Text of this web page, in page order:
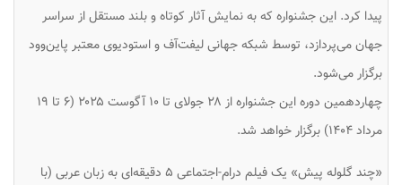
پیدا کرد. این جشنواره که به نمایش آثار کوتاه و بلند مستقل از سراسر
جهان می‌پردازد، توسط شبکه جهانی لیفت‌آف و استودیوی معتبر پاین‌وود
برگزار می‌شود.
چهاردهمین دوره این جشنواره از ۲۸ جولای تا ۱۰ آگوست ۲۰۲۵ (۶ تا ۱۹
مرداد ۱۴۰۴) برگزار خواهد شد.
«چند گلوله پیش» یک فیلم درام-اجتماعی ۵ دقیقه‌ای به زبان عربی (با